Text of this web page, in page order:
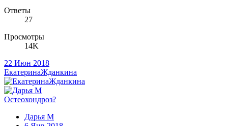
Ответы
27
Просмотры
14K
22 Июн 2018
ЕкатеринаЖданкина
Остеохондроз?
Дарья М